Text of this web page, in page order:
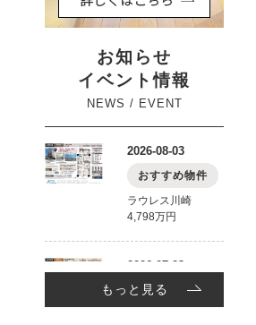
お知らせ
イベント情報
NEWS / EVENT
もっと見る